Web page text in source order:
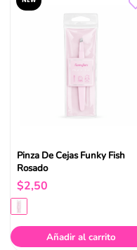
Pinza De Cejas Funky Fish
Rosado
$2,50
Añadir al carrito